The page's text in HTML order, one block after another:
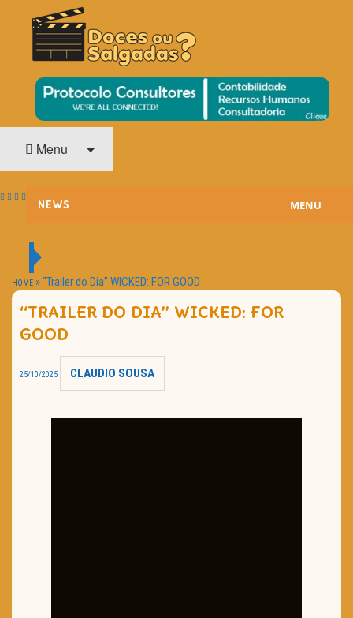
DOCES OU SALGADAS?
O Cinema? Uma Paixão!!
Menu
NEWS
PASSATEMPOS
HOME CINEMA
NOTA PESSOAL
TRAILER DO DIA
MENU
HOME »“Trailer do Dia” WICKED: FOR GOOD
“TRAILER DO DIA” WICKED: FOR
GOOD
25/10/2025 CLAUDIO SOUSA